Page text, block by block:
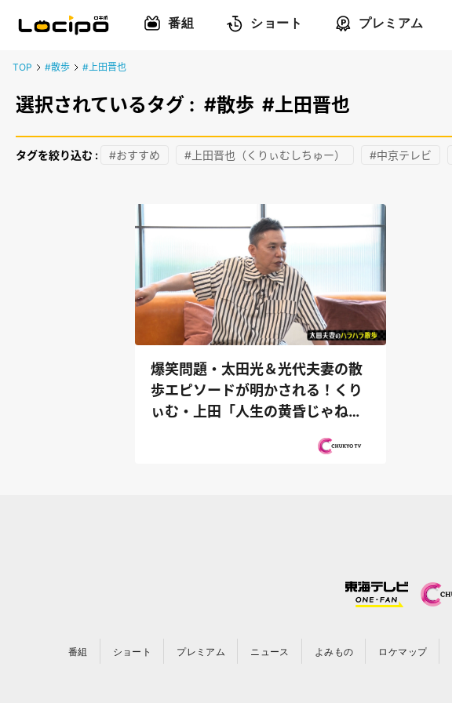
番組 ショート プレミアム
TOP #散歩 #上田晋也
選択されているタグ : #散歩 #上田晋也
タグを絞り込む : #おすすめ #上田晋也（くりぃむしちゅー） #中京テレビ
爆笑問題・太田光＆光代夫妻の散
歩エピソードが明かされる！くり
ぃむ・上田「人生の黄昏じゃねー
番組 ショート プレミアム ニュース よみもの ロケマップ